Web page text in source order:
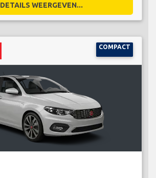
DETAILS WEERGEVEN...
COMPACT